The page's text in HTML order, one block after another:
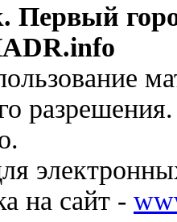
Первый
на сайт -